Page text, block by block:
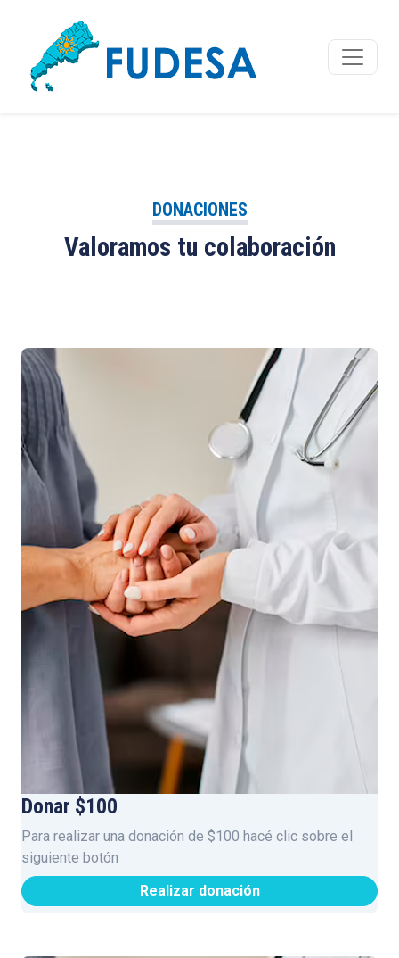
DONACIONES
Valoramos tu colaboración
Donar $100
Para realizar una donación de $100 hacé clic sobre el
siguiente botón
Realizar donación